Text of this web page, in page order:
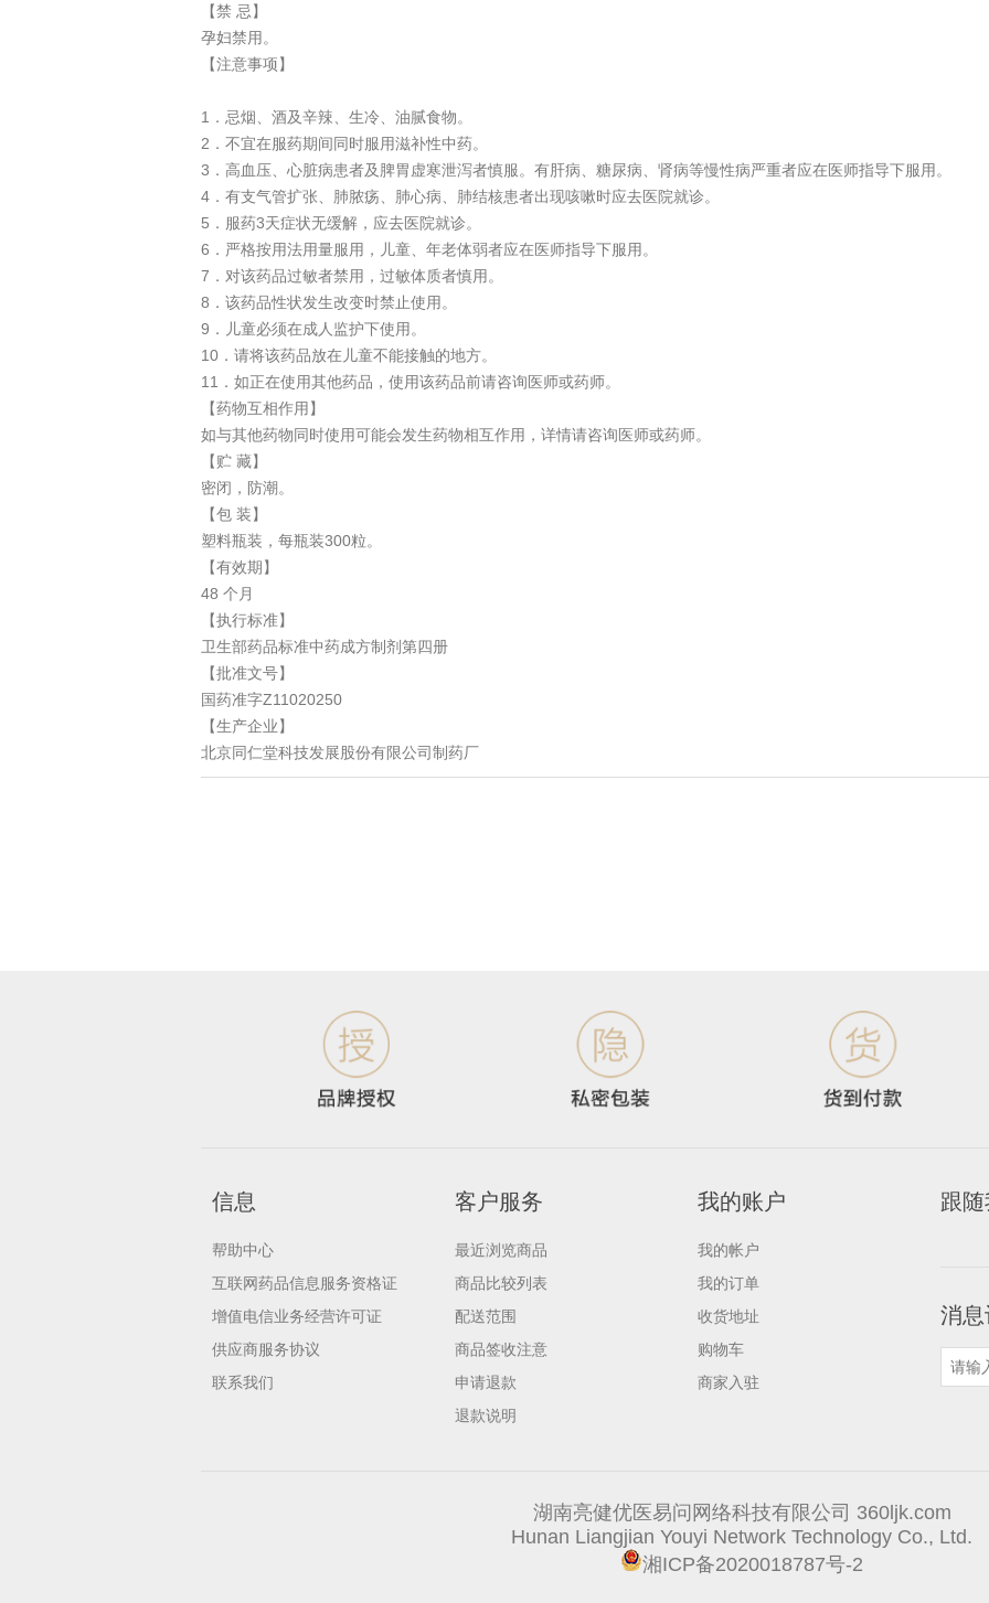
【禁 忌】
孕妇禁用。
【注意事项】
1．忌烟、酒及辛辣、生冷、油腻食物。
2．不宜在服药期间同时服用滋补性中药。
3．高血压、心脏病患者及脾胃虚寒泄泻者慎服。有肝病、糖尿病、肾病等慢性病严重者应在医师指导下服用。
4．有支气管扩张、肺脓疡、肺心病、肺结核患者出现咳嗽时应去医院就诊。
5．服药3天症状无缓解，应去医院就诊。
6．严格按用法用量服用，儿童、年老体弱者应在医师指导下服用。
7．对该药品过敏者禁用，过敏体质者慎用。
8．该药品性状发生改变时禁止使用。
9．儿童必须在成人监护下使用。
10．请将该药品放在儿童不能接触的地方。
11．如正在使用其他药品，使用该药品前请咨询医师或药师。
【药物互相作用】
如与其他药物同时使用可能会发生药物相互作用，详情请咨询医师或药师。
【贮 藏】
密闭，防潮。
【包 装】
塑料瓶装，每瓶装300粒。
【有效期】
48 个月
【执行标准】
卫生部药品标准中药成方制剂第四册
【批准文号】
国药准字Z11020250
【生产企业】
北京同仁堂科技发展股份有限公司制药厂
信息
帮助中心
互联网药品信息服务资格证
增值电信业务经营许可证
供应商服务协议
联系我们
客户服务
最近浏览商品
商品比较列表
配送范围
商品签收注意
申请退款
退款说明
我的账户
我的帐户
我的订单
收货地址
购物车
商家入驻
跟
消
湖南亮健优医易问网络科技有限公司 360ljk.com
Hunan Liangjian Youyi Network Technology Co., Ltd.
湘ICP备2020018787号-2